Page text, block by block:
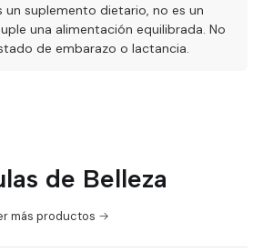
suplemento dietario, no es un
una alimentación equilibrada. No
de embarazo o lactancia.
de Belleza
más productos